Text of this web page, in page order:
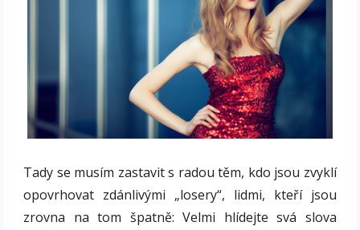
Tady se musím zastavit s radou těm, kdo jsou zvyklí
opovrhovat zdánlivými „losery“, lidmi, kteří jsou
zrovna na tom špatně: Velmi hlídejte svá slova